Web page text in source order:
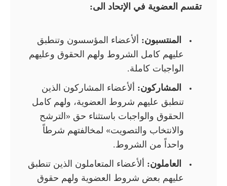
تقسم العضوية في الإتحاد الى:
المنتسبون: ألأعضاء المؤسسون وتنطبق
عليهم کامل الشروط ولهم الحقوق وعلیهم
الواجبات كاملة.
المشارکون: ألأعضاء المشاركون الذين
تنطبق عليهم شروط العضوية، ولهم كامل
الحقوق والواجبات باستثناء حق «الترشح
والانتخاب والتصویت» لمخالفتهم شرطاً
واحداً من الشروط.
العاملون: ألأعضاء المتعاملون الذين تنطبق
عليهم بعض شروط العضوية ولهم حقوق